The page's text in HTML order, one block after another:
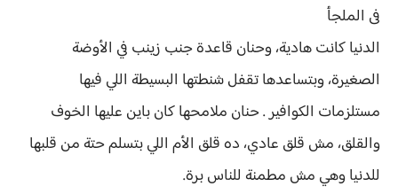
فى الملجأ
الدنيا كانت هادية، وحنان قاعدة جنب زينب في الأوضة
الصغيرة، وبتساعدها تقفل شنطتها البسيطة اللي فيها
مستلزمات الكوافير . حنان ملامحها كان باين عليها الخوف
والقلق، مش قلق عادي، ده قلق الأم اللي بتسلم حتة من قلبها
للدنيا وهي مش مطمنة للناس برة.